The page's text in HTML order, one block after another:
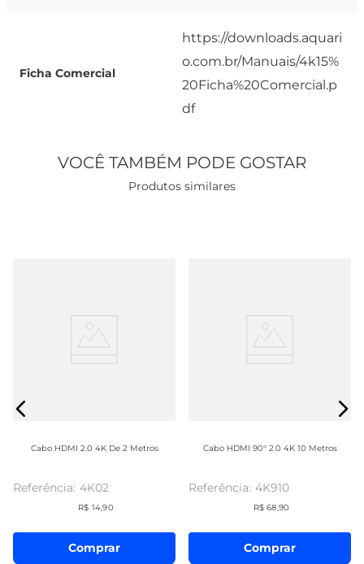
Ficha Comercial
https://downloads.aquari
o.com.br/Manuais/4k15%
20Ficha%20Comercial.p
df
VOCÊ TAMBÉM PODE GOSTAR
Produtos similares
Cabo HDMI 2.0 4K De 2 Metros
4K02
R$ 14,90
Comprar
Cabo HDMI 90° 2.0 4K 10 Metros
4K910
R$ 68,90
Comprar